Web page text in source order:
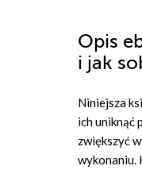
Opis
i jak
Niniejsza
ich uniknąć
zwiększyć
wykonaniu.